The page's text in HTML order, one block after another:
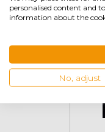
personalised content and
information about the
No, adjust